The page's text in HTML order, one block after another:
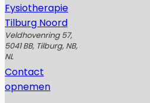
Fysiotherapie
Tilburg Noord
Veldhovenring 57,
5041 BB, Tilburg, NB,
NL
Contact
opnemen